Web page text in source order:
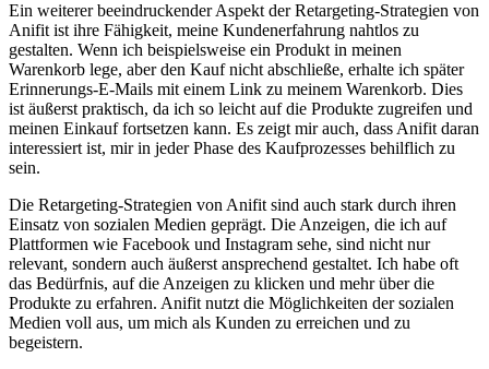
Ein weiterer ‌beeindruckender Aspekt der Retargeting-Strategien von
Anifit ist ihre Fähigkeit, ​meine Kundenerfahrung nahtlos zu
gestalten. Wenn ich beispielsweise ein Produkt in meinen
⁤Warenkorb lege, aber den Kauf nicht abschließe, erhalte ⁣ich später
‍Erinnerungs-E-Mails mit​ einem Link zu meinem Warenkorb.‌ Dies
ist äußerst praktisch, da ich so leicht auf die ‌Produkte ⁢zugreifen und
meinen Einkauf fortsetzen kann. Es zeigt mir auch, dass Anifit daran
interessiert ist, mir in jeder Phase des Kaufprozesses behilflich zu
sein.
Die Retargeting-Strategien von Anifit sind auch stark ⁣durch ihren
⁣Einsatz von sozialen Medien geprägt. Die Anzeigen, die ich auf
Plattformen wie Facebook und Instagram sehe, sind nicht nur
relevant, sondern auch äußerst ansprechend gestaltet. Ich habe oft
‍das Bedürfnis, auf die Anzeigen zu klicken und mehr über die
Produkte zu erfahren. Anifit nutzt die ⁢Möglichkeiten der sozialen
‍Medien voll aus, um mich als Kunden zu erreichen und zu
begeistern.